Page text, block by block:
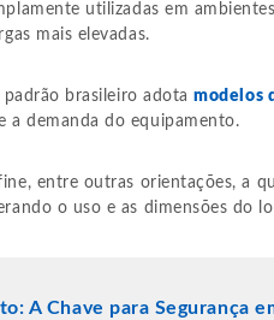
utilizadas em
mais elevadas.
padrão brasileiro adotamodelos
a demanda do equipamento.
entre outras orientações, a
o uso e as dimensões do
A Chave para Segurança